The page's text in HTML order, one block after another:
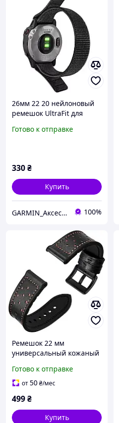
26мм 22 20 нейлоновый
ремешок UltraFit для
5 5X Plus Epix Gen 2 935
Готово к отправке
330₴
Купить
GARMIN_Аксесуари 100%
Ремешок 22 мм
универсальный кожаный
Готово к отправке
от50₴/мес
499₴
Купить